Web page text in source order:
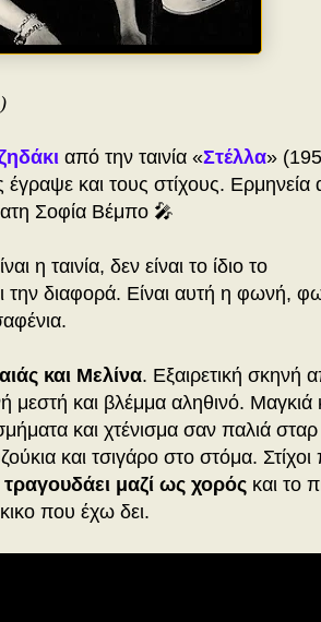
από την ταινία «Στέλλα»
και τους στίχους. Ερμηνεία
Σοφία Βέμπο 🎤
η ταινία, δεν είναι το ίδιο το
την διαφορά. Είναι αυτή η φωνή,
και Μελίνα. Εξαιρετική σκηνή
και βλέμμα αληθινό. Μαγκιά
και χτένισμα σαν παλιά σταρ
και τσιγάρο στο στόμα. Στίχοι
μαζί ως χορός και το
που έχω δει.